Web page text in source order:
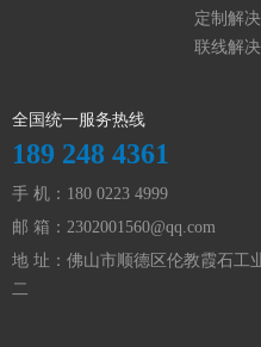
定制解
联线解
全国统一服务热线
189 248 4361
手 机：180 0223 4999
邮 箱： 2302001560@qq.com
地 址：佛山市顺德区伦教霞石工
二